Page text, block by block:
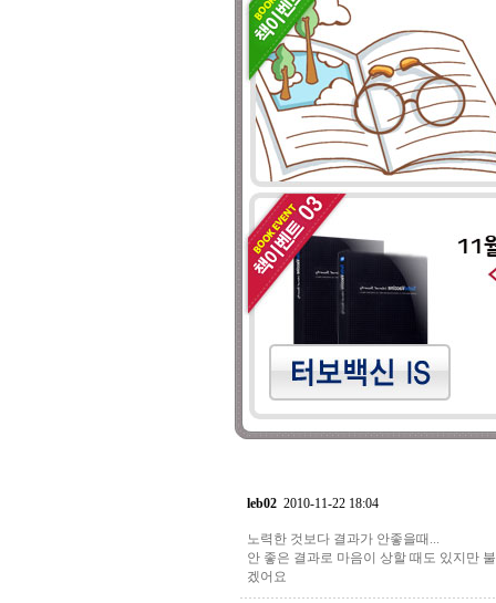
leb02 2010-11-22 18:04
노력한 것보다 결과가 안좋을때...
안 좋은 결과로 마음이 상할 때도 있지만
겠어요